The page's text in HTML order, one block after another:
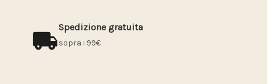
Spedizione gratuita
sopra i 99€